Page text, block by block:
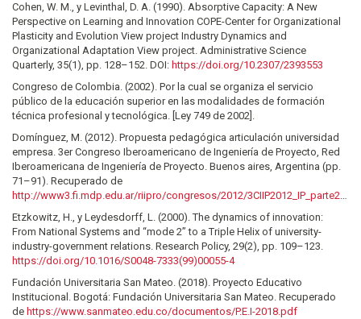
Cohen, W. M., y Levinthal, D. A. (1990). Absorptive Capacity: A New
Perspective on Learning and Innovation COPE-Center for Organizational
Plasticity and Evolution View project Industry Dynamics and
Organizational Adaptation View project. Administrative Science
Quarterly, 35(1), pp. 128–152. DOI: https://doi.org/10.2307/2393553
Congreso de Colombia. (2002). Por la cual se organiza el servicio
público de la educación superior en las modalidades de formación
técnica profesional y tecnológica. [Ley 749 de 2002].
Domínguez, M. (2012). Propuesta pedagógica articulación universidad
empresa. 3er Congreso Iberoamericano de Ingeniería de Proyecto, Red
Iberoamericana de Ingeniería de Proyecto. Buenos aires, Argentina (pp.
71–91). Recuperado de
http://www3.fi.mdp.edu.ar/riipro/congresos/2012/3CIIP2012_IP_parte2.pdf#page=71
Etzkowitz, H., y Leydesdorff, L. (2000). The dynamics of innovation:
From National Systems and “mode 2” to a Triple Helix of university-
industry-government relations. Research Policy, 29(2), pp. 109–123.
https://doi.org/10.1016/S0048-7333(99)00055-4
Fundación Universitaria San Mateo. (2018). Proyecto Educativo
Institucional. Bogotá: Fundación Universitaria San Mateo. Recuperado
de https://www.sanmateo.edu.co/documentos/P.E.I-2018.pdf